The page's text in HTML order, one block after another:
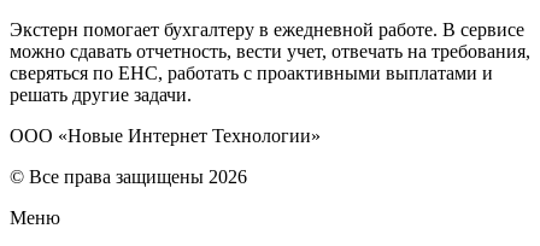
Экстерн помогает бухгалтеру в ежедневной работе. В сервисе
можно сдавать отчетность, вести учет, отвечать на требования,
сверяться по ЕНС, работать с проактивными выплатами и
решать другие задачи.
ООО «Новые Интернет Технологии»
© Все права защищены 2026
Меню